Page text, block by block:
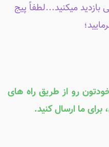
میکنید...لطفاً پیج
رو از طریق راه های
ما ارسال کنید.